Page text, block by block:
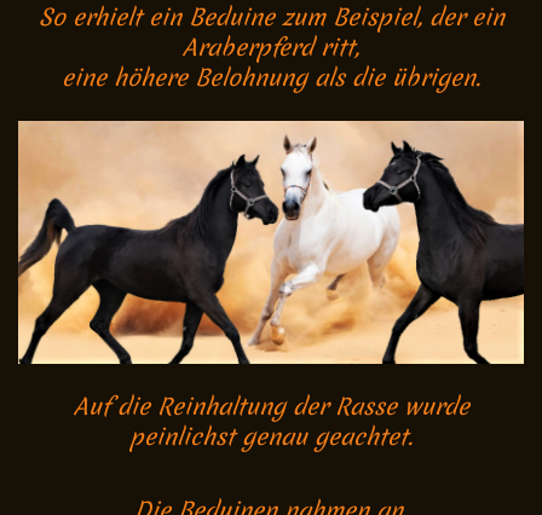
So erhielt ein Beduine zum Beispiel, der ein
Araberpferd ritt,
eine höhere Belohnung als die übrigen.
Auf die Reinhaltung der Rasse wurde
peinlichst genau geachtet.